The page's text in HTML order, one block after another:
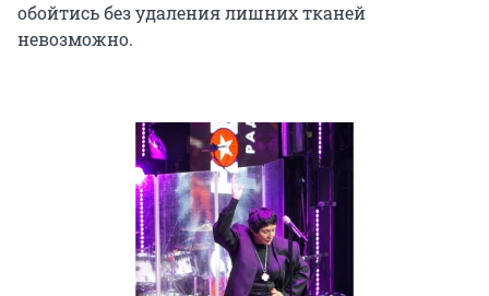
обойтись без удаления лишних тканей
невозможно.